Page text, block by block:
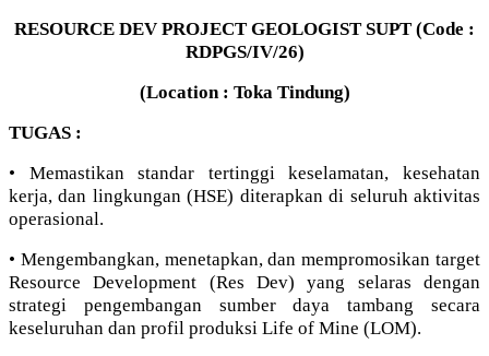
RESOURCE DEV PROJECT GEOLOGIST SUPT (Code :
RDPGS/IV/26)
(Location : Toka Tindung)
TUGAS :
• Memastikan standar tertinggi keselamatan, kesehatan
kerja, dan lingkungan (HSE) diterapkan di seluruh aktivitas
operasional.
• Mengembangkan, menetapkan, dan mempromosikan target
Resource Development (Res Dev) yang selaras dengan
strategi pengembangan sumber daya tambang secara
keseluruhan dan profil produksi Life of Mine (LOM).